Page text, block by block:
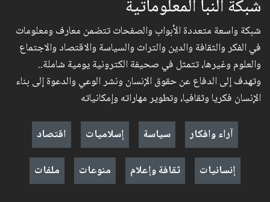
شبكة النبأ المعلوماتية
شبكة واسعة متعددة الأبواب والصفحات تتضمن معارف ومعلومات
في الفكر والثقافة والدين والتراث والسياسة والاقتصاد والاجتماع
والعلوم وغيرها، تتمثل في صحيفة الكترونية يومية شاملة..
وتهدف إلى الدفاع عن حقوق الإنسان ونشر الوعي والدعوة إلى بناء
الإنسان فكريا وثقافيا، وتطوير مهاراته وإمكانياته
آراء وافكار
سياسة إسلاميات
اقتصاد
إنسانيات
ثقافة وإعلام منوعات ملفات